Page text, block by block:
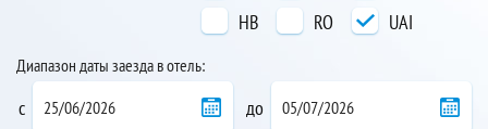
HB
RO UAI
Диапазон даты заезда в отель:
с до